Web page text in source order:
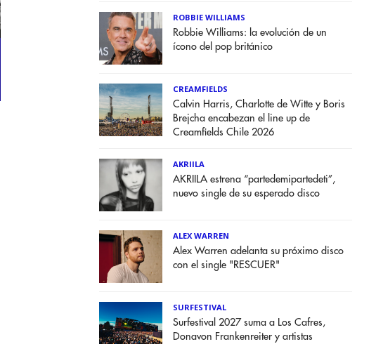
ROBBIE WILLIAMS
Robbie Williams: la evolución de un
ícono del pop británico
CREAMFIELDS
Calvin Harris, Charlotte de Witte y Boris
Brejcha encabezan el line up de
Creamfields Chile 2026
AKRIILA
AKRIILA estrena “partedemipartedeti”,
nuevo single de su esperado disco
ALEX WARREN
Alex Warren adelanta su próximo disco
con el single "RESCUER"
SURFESTIVAL
Surfestival 2027 suma a Los Cafres,
Donavon Frankenreiter y artistas